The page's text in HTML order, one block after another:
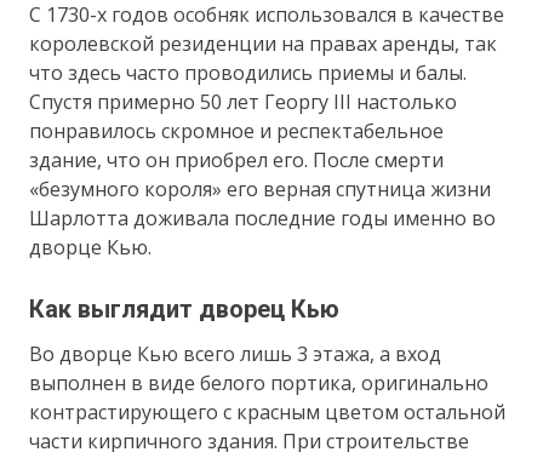
С 1730-х годов особняк использовался в качестве
королевской резиденции на правах аренды, так
что здесь часто проводились приемы и балы.
Спустя примерно 50 лет Георгу III настолько
понравилось скромное и респектабельное
здание, что он приобрел его. После смерти
«безумного короля» его верная спутница жизни
Шарлотта доживала последние годы именно во
дворце Кью.
Как выглядит дворец Кью
Во дворце Кью всего лишь 3 этажа, а вход
выполнен в виде белого портика, оригинально
контрастирующего с красным цветом остальной
части кирпичного здания. При строительстве